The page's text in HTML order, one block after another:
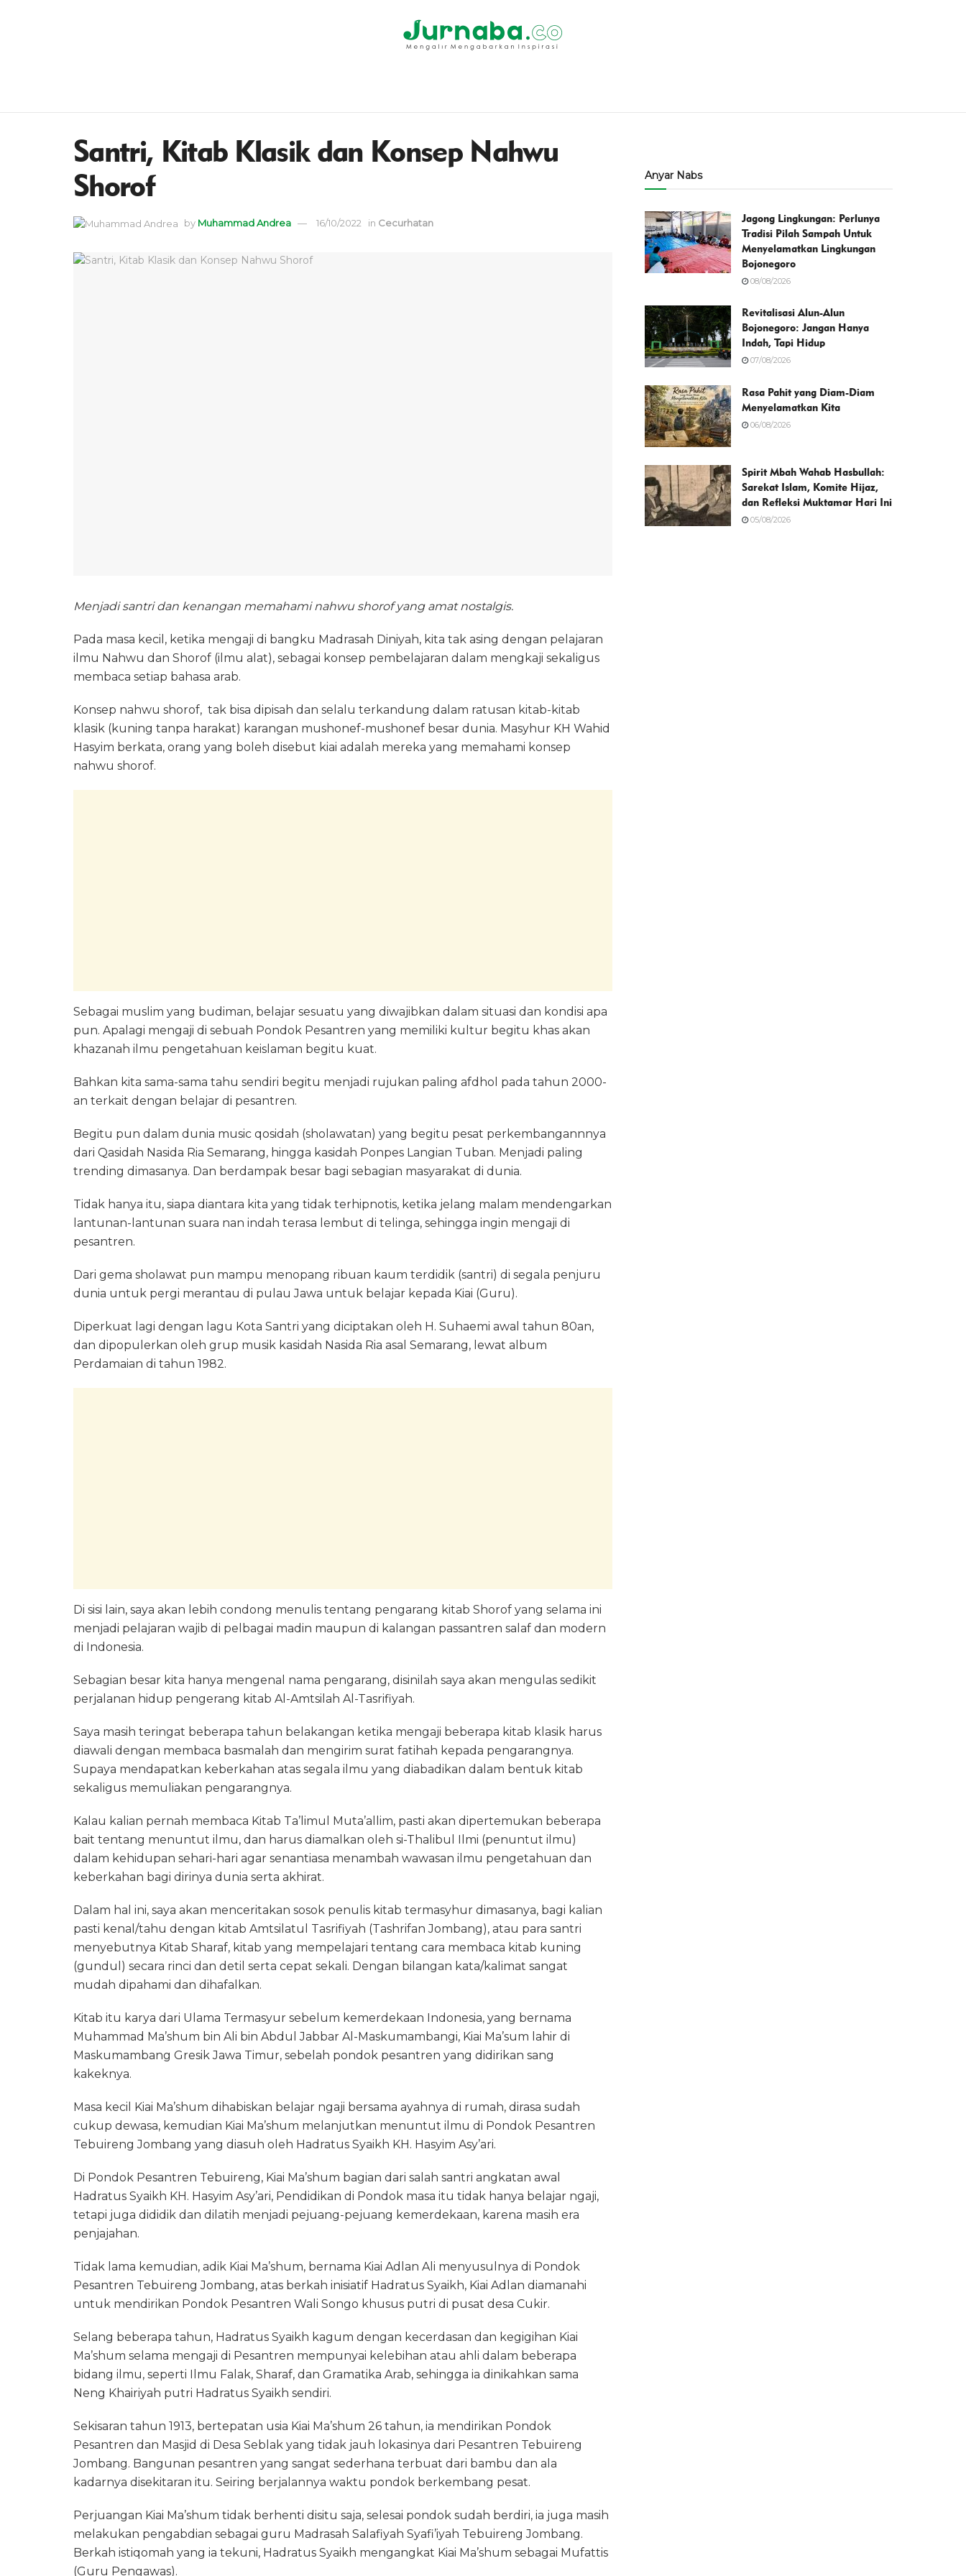
Santri, Kitab Klasik dan Konsep Nahwu
Shorof
by Muhammad Andrea 16/10/2022 in Cecurhatan
Menjadi santri dan kenangan memahami nahwu shorof yang amat nostalgis.
Pada masa kecil, ketika mengaji di bangku Madrasah Diniyah, kita tak asing dengan pelajaran
ilmu Nahwu dan Shorof (ilmu alat), sebagai konsep pembelajaran dalam mengkaji sekaligus
membaca setiap bahasa arab.
Konsep nahwu shorof, tak bisa dipisah dan selalu terkandung dalam ratusan kitab-kitab
klasik (kuning tanpa harakat) karangan mushonef-mushonef besar dunia. Masyhur KH Wahid
Hasyim berkata, orang yang boleh disebut kiai adalah mereka yang memahami konsep
nahwu shorof.
Sebagai muslim yang budiman, belajar sesuatu yang diwajibkan dalam situasi dan kondisi apa
pun. Apalagi mengaji di sebuah Pondok Pesantren yang memiliki kultur begitu khas akan
khazanah ilmu pengetahuan keislaman begitu kuat.
Bahkan kita sama-sama tahu sendiri begitu menjadi rujukan paling afdhol pada tahun 2000-
an terkait dengan belajar di pesantren.
Begitu pun dalam dunia music qosidah (sholawatan) yang begitu pesat perkembangannnya
dari Qasidah Nasida Ria Semarang, hingga kasidah Ponpes Langian Tuban. Menjadi paling
trending dimasanya. Dan berdampak besar bagi sebagian masyarakat di dunia.
Tidak hanya itu, siapa diantara kita yang tidak terhipnotis, ketika jelang malam mendengarkan
lantunan-lantunan suara nan indah terasa lembut di telinga, sehingga ingin mengaji di
pesantren.
Dari gema sholawat pun mampu menopang ribuan kaum terdidik (santri) di segala penjuru
dunia untuk pergi merantau di pulau Jawa untuk belajar kepada Kiai (Guru).
Diperkuat lagi dengan lagu Kota Santri yang diciptakan oleh H. Suhaemi awal tahun 80an,
dan dipopulerkan oleh grup musik kasidah Nasida Ria asal Semarang, lewat album
Perdamaian di tahun 1982.
Di sisi lain, saya akan lebih condong menulis tentang pengarang kitab Shorof yang selama ini
menjadi pelajaran wajib di pelbagai madin maupun di kalangan passantren salaf dan modern
di Indonesia.
Sebagian besar kita hanya mengenal nama pengarang, disinilah saya akan mengulas sedikit
perjalanan hidup pengerang kitab Al-Amtsilah Al-Tasrifiyah.
Saya masih teringat beberapa tahun belakangan ketika mengaji beberapa kitab klasik harus
diawali dengan membaca basmalah dan mengirim surat fatihah kepada pengarangnya.
Supaya mendapatkan keberkahan atas segala ilmu yang diabadikan dalam bentuk kitab
sekaligus memuliakan pengarangnya.
Kalau kalian pernah membaca Kitab Ta’limul Muta’allim, pasti akan dipertemukan beberapa
bait tentang menuntut ilmu, dan harus diamalkan oleh si-Thalibul Ilmi (penuntut ilmu)
dalam kehidupan sehari-hari agar senantiasa menambah wawasan ilmu pengetahuan dan
keberkahan bagi dirinya dunia serta akhirat.
Dalam hal ini, saya akan menceritakan sosok penulis kitab termasyhur dimasanya, bagi kalian
pasti kenal/tahu dengan kitab Amtsilatul Tasrifiyah (Tashrifan Jombang), atau para santri
menyebutnya Kitab Sharaf, kitab yang mempelajari tentang cara membaca kitab kuning
(gundul) secara rinci dan detil serta cepat sekali. Dengan bilangan kata/kalimat sangat
mudah dipahami dan dihafalkan.
Kitab itu karya dari Ulama Termasyur sebelum kemerdekaan Indonesia, yang bernama
Muhammad Ma’shum bin Ali bin Abdul Jabbar Al-Maskumambangi, Kiai Ma’sum lahir di
Maskumambang Gresik Jawa Timur, sebelah pondok pesantren yang didirikan sang
kakeknya.
Masa kecil Kiai Ma’shum dihabiskan belajar ngaji bersama ayahnya di rumah, dirasa sudah
cukup dewasa, kemudian Kiai Ma’shum melanjutkan menuntut ilmu di Pondok Pesantren
Tebuireng Jombang yang diasuh oleh Hadratus Syaikh KH. Hasyim Asy’ari.
Di Pondok Pesantren Tebuireng, Kiai Ma’shum bagian dari salah santri angkatan awal
Hadratus Syaikh KH. Hasyim Asy’ari, Pendidikan di Pondok masa itu tidak hanya belajar ngaji,
tetapi juga dididik dan dilatih menjadi pejuang-pejuang kemerdekaan, karena masih era
penjajahan.
Tidak lama kemudian, adik Kiai Ma’shum, bernama Kiai Adlan Ali menyusulnya di Pondok
Pesantren Tebuireng Jombang, atas berkah inisiatif Hadratus Syaikh, Kiai Adlan diamanahi
untuk mendirikan Pondok Pesantren Wali Songo khusus putri di pusat desa Cukir.
Selang beberapa tahun, Hadratus Syaikh kagum dengan kecerdasan dan kegigihan Kiai
Ma’shum selama mengaji di Pesantren mempunyai kelebihan atau ahli dalam beberapa
bidang ilmu, seperti Ilmu Falak, Sharaf, dan Gramatika Arab, sehingga ia dinikahkan sama
Neng Khairiyah putri Hadratus Syaikh sendiri.
Sekisaran tahun 1913, bertepatan usia Kiai Ma’shum 26 tahun, ia mendirikan Pondok
Pesantren dan Masjid di Desa Seblak yang tidak jauh lokasinya dari Pesantren Tebuireng
Jombang. Bangunan pesantren yang sangat sederhana terbuat dari bambu dan ala
kadarnya disekitaran itu. Seiring berjalannya waktu pondok berkembang pesat.
Perjuangan Kiai Ma’shum tidak berhenti disitu saja, selesai pondok sudah berdiri, ia juga masih
melakukan pengabdian sebagai guru Madrasah Salafiyah Syafi’iyah Tebuireng Jombang.
Berkah istiqomah yang ia tekuni, Hadratus Syaikh mengangkat Kiai Ma’shum sebagai Mufattis
(Guru Pengawas).
Anyar Nabs
Jagong Lingkungan: Perlunya
Tradisi Pilah Sampah Untuk
Menyelamatkan Lingkungan
Bojonegoro
08/08/2026
Revitalisasi Alun-Alun
Bojonegoro: Jangan Hanya
Indah, Tapi Hidup
07/08/2026
Rasa Pahit yang Diam-Diam
Menyelamatkan Kita
06/08/2026
Spirit Mbah Wahab Hasbullah:
Sarekat Islam, Komite Hijaz,
dan Refleksi Muktamar Hari Ini
05/08/2026